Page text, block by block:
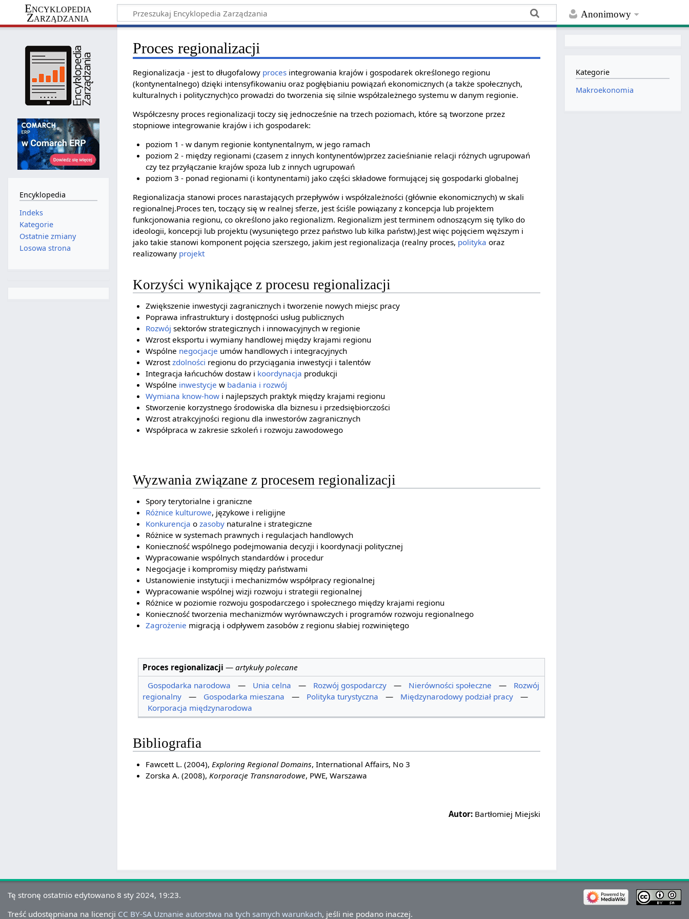
Anonimowy
Encyklopedia
Zarządzania
Proces regionalizacji
Regionalizacja - jest to długofalowy proces integrowania krajów i gospodarek określonego regionu
(kontynentalnego) dzięki intensyfikowaniu oraz pogłębianiu powiązań ekonomicznych (a także społecznych,
kulturalnych i politycznych)co prowadzi do tworzenia się silnie współzależnego systemu w danym regionie.
Współczesny proces regionalizacji toczy się jednocześnie na trzech poziomach, które są tworzone przez
stopniowe integrowanie krajów i ich gospodarek:
poziom 1 - w danym regionie kontynentalnym, w jego ramach
poziom 2 - między regionami (czasem z innych kontynentów)przez zacieśnianie relacji różnych ugrupowań
czy tez przyłączanie krajów spoza lub z innych ugrupowań
poziom 3 - ponad regionami (i kontynentami) jako części składowe formującej się gospodarki globalnej
Regionalizacja stanowi proces narastających przepływów i współzależności (głównie ekonomicznych) w skali
regionalnej.Proces ten, toczący się w realnej sferze, jest ściśle powiązany z koncepcja lub projektem
funkcjonowania regionu, co określono jako regionalizm. Regionalizm jest terminem odnoszącym się tylko do
ideologii, koncepcji lub projektu (wysuniętego przez państwo lub kilka państw).Jest więc pojęciem węższym i
jako takie stanowi komponent pojęcia szerszego, jakim jest regionalizacja (realny proces, polityka oraz
realizowany projekt
Korzyści wynikające z procesu regionalizacji
Zwiększenie inwestycji zagranicznych i tworzenie nowych miejsc pracy
Poprawa infrastruktury i dostępności usług publicznych
Rozwój sektorów strategicznych i innowacyjnych w regionie
Wzrost eksportu i wymiany handlowej między krajami regionu
Wspólne negocjacje umów handlowych i integracyjnych
Wzrostzdolności regionu do przyciągania inwestycji i talentów
Integracja łańcuchów dostaw i koordynacja produkcji
Wspólne inwestycje w badania i rozwój
Wymiana know-howi najlepszych praktyk między krajami regionu
Stworzenie korzystnego środowiska dla biznesu i przedsiębiorczości
Wzrost atrakcyjności regionu dla inwestorów zagranicznych
Współpraca w zakresie szkoleń i rozwoju zawodowego
Wyzwania związane z procesem regionalizacji
Spory terytorialne i graniczne
Różnice kulturowe, językowe i religijne
Konkurencja o zasobynaturalne i strategiczne
Różnice w systemach prawnych i regulacjach handlowych
Konieczność wspólnego podejmowania decyzji i koordynacji politycznej
Wypracowanie wspólnych standardów i procedur
Negocjacje i kompromisy między państwami
Ustanowienie instytucji i mechanizmów współpracy regionalnej
Wypracowanie wspólnej wizji rozwoju i strategii regionalnej
Różnice w poziomie rozwoju gospodarczego i społecznego między krajami regionu
Konieczność tworzenia mechanizmów wyrównawczych i programów rozwoju regionalnego
Zagrożenie migracją i odpływem zasobów z regionu słabiej rozwiniętego
Proces regionalizacji — artykuły polecane
Gospodarka narodowa
— Unia celna — Rozwój gospodarczy — Nierówności społeczne —
Rozwój
regionalny
— Gospodarka mieszana — Polityka turystyczna — Międzynarodowy podział pracy
—
Korporacja międzynarodowa
Bibliografia
Fawcett L. (2004), Exploring Regional Domains, International Affairs, No 3
Zorska A. (2008), Korporacje Transnarodowe, PWE, Warszawa
Autor: Bartłomiej Miejski
Encyklopedia
Indeks
Kategorie
Ostatnie zmiany
Losowa strona
Kategorie
Makroekonomia
Tę stronę ostatnio edytowano 8 sty 2024, 19:23.
Treść udostępniana na licencji CC BY-SA Uznanie autorstwa na tych samych warunkach, jeśli nie podano inaczej.